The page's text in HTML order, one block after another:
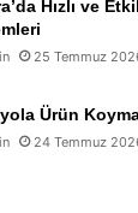
Hızlı ve
25 Temmuz
Ürün
24 Temmuz